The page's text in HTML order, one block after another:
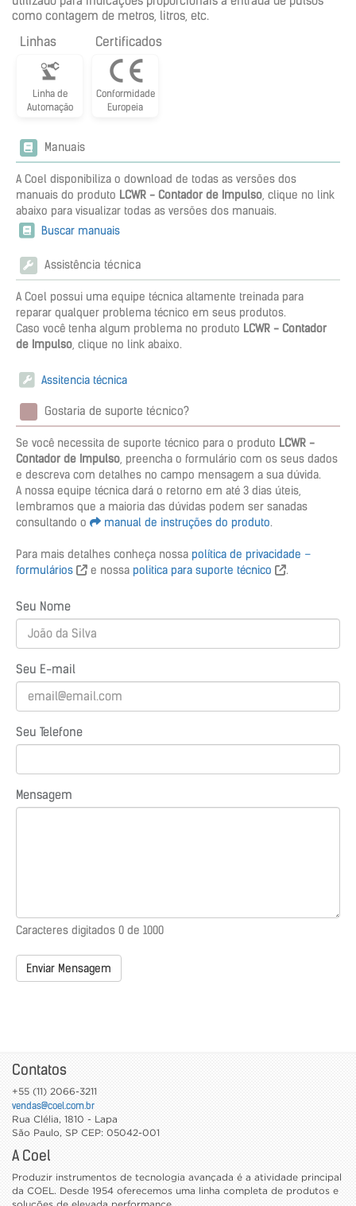
como contagem de metros, litros, etc.
Linhas
Linha de
Automação
Certificados
Conformidade
Europeia
Manuais
A Coel disponibiliza o download de todas as versões dos
manuais do produto LCWR - Contador de Impulso, clique no link
abaixo para visualizar todas as versões dos manuais.
Buscar manuais
Assistência técnica
A Coel possui uma equipe técnica altamente treinada para
reparar qualquer problema técnico em seus produtos.
Caso você tenha algum problema no produto LCWR - Contador
de Impulso, clique no link abaixo.
Assitencia técnica
Gostaria de suporte técnico?
Se você necessita de suporte técnico para o produto LCWR -
Contador de Impulso, preencha o formulário com os seus dados
e descreva com detalhes no campo mensagem a sua dúvida.
A nossa equipe técnica dará o retorno em até 3 dias úteis,
lembramos que a maioria das dúvidas podem ser sanadas
consultando o
manual de instruções do produto.
Para mais detalhes conheça nossa política de privacidade –
formulários
e nossa politica para suporte técnico .
Seu Nome
Seu E-mail
Seu Telefone
Mensagem
Caracteres digitados 0 de 1000
Enviar Mensagem
Contatos
+55 (11) 2066-3211
vendas@coel.com.br
Rua Clélia, 1810 - Lapa
São Paulo, SP CEP: 05042-001
A Coel
Produzir instrumentos de tecnologia avançada é a atividade principal
da COEL. Desde 1954 oferecemos uma linha completa de produtos e